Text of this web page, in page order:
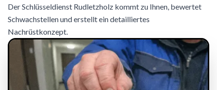
Der Schlüsseldienst Rudletzholz kommt zu Ihnen, bewertet
Schwachstellen und erstellt ein detailliertes
Nachrüstkonzept.